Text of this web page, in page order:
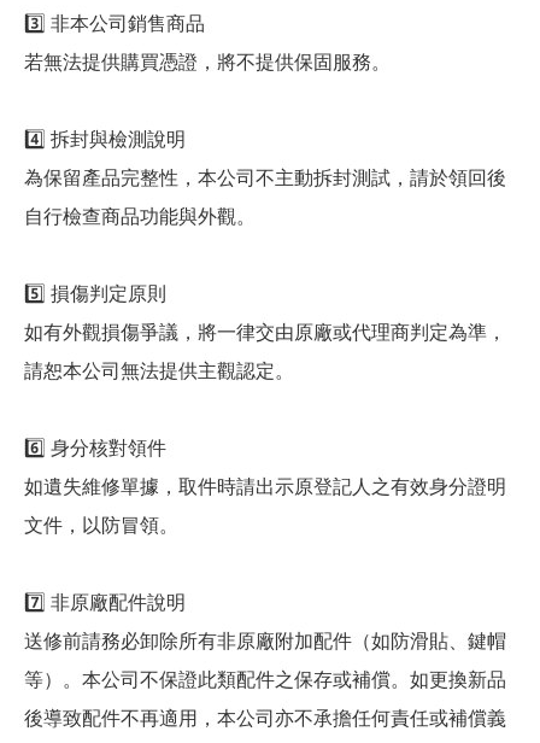
3️⃣ 非本公司銷售商品
若無法提供購買憑證，將不提供保固服務。
4️⃣ 拆封與檢測說明
為保留產品完整性，本公司不主動拆封測試，請於領回後
自行檢查商品功能與外觀。
5️⃣ 損傷判定原則
如有外觀損傷爭議，將一律交由原廠或代理商判定為準，
請恕本公司無法提供主觀認定。
6️⃣ 身分核對領件
如遺失維修單據，取件時請出示原登記人之有效身分證明
文件，以防冒領。
7️⃣ 非原廠配件說明
送修前請務必卸除所有非原廠附加配件（如防滑貼、鍵帽
等）。本公司不保證此類配件之保存或補償。如更換新品
後導致配件不再適用，本公司亦不承擔任何責任或補償義